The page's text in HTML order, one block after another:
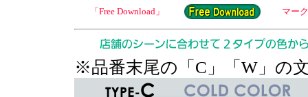
「Free Download」
マー
※品番末尾の「C」「W」の